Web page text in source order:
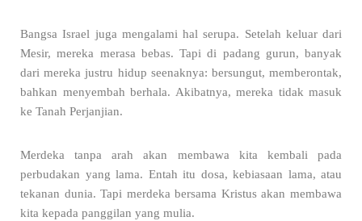
Bangsa Israel juga mengalami hal serupa. Setelah keluar dari
Mesir, mereka merasa bebas. Tapi di padang gurun, banyak
dari mereka justru hidup seenaknya: bersungut, memberontak,
bahkan menyembah berhala. Akibatnya, mereka tidak masuk
ke Tanah Perjanjian.
Merdeka tanpa arah akan membawa kita kembali pada
perbudakan yang lama. Entah itu dosa, kebiasaan lama, atau
tekanan dunia. Tapi merdeka bersama Kristus akan membawa
kita kepada panggilan yang mulia.